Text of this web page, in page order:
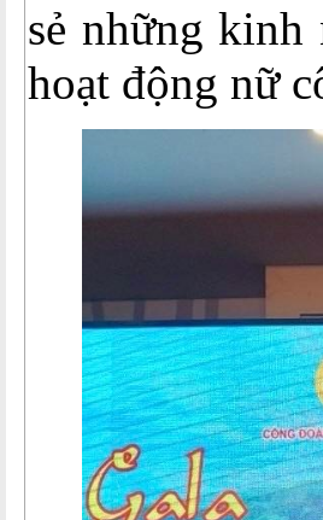
sẻ những kinh
hoạt động nữ